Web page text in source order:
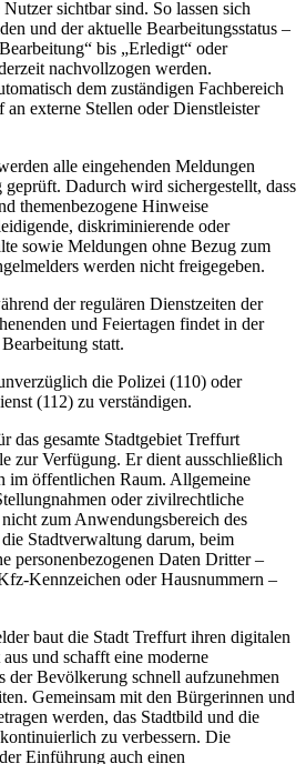
sichtbar sind. So lassen sich
und der aktuelle Bearbeitungsstatus –
bis „Erledigt“ oder
nachvollzogen werden.
dem zuständigen Fachbereich
externe Stellen oder Dienstleister
alle eingehenden Meldungen
Dadurch wird sichergestellt, dass
themenbezogene Hinweise
diskriminierende oder
sowie Meldungen ohne Bezug zum
werden nicht freigegeben.
der regulären Dienstzeiten der
und Feiertagen findet in der
statt.
die Polizei (110) oder
(112) zu verständigen.
das gesamte Stadtgebiet Treffurt
zur Verfügung. Er dient ausschließlich
im öffentlichen Raum. Allgemeine
oder zivilrechtliche
zum Anwendungsbereich des
Stadtverwaltung darum, beim
personenbezogenen Daten Dritter –
Kennzeichen oder Hausnummern –
baut die Stadt Treffurt ihren digitalen
und schafft eine moderne
Bevölkerung schnell aufzunehmen
Gemeinsam mit den Bürgerinnen und
werden, das Stadtbild und die
zu verbessern. Die
Einführung auch einen